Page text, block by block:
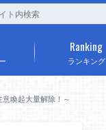
ランキング
Ranking
喚起大量解除！～